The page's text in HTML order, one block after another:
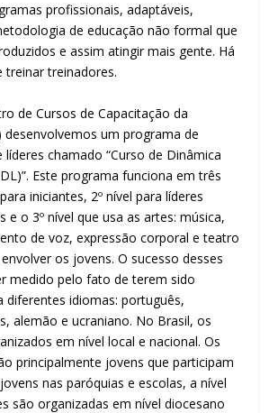
profissionais, adaptáveis,
de educação não formal que
e assim atingir mais gente. Há
treinar treinadores.
de Cursos de Capacitação da
desenvolvemos um programa de
chamado “Curso de Dinâmica
Este programa funciona em três
iniciantes, 2º nível para líderes
e o 3º nível que usa as artes: música,
de voz, expressão corporal e teatro
os jovens. O sucesso desses
medido pelo fato de terem sido
diferentes idiomas: português,
alemão e ucraniano. No Brasil, os
em nível local e nacional. Os
principalmente jovens que participam
nas paróquias e escolas, a nível
são organizadas em nível diocesano